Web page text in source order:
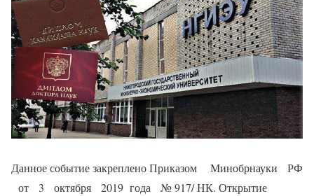
Данное событие закреплено Приказом Минобрнауки РФ
от 3 октября 2019 года № 917/ НК. Открытие